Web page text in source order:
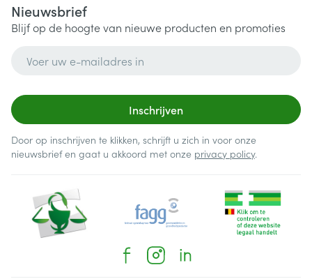
Nieuwsbrief
Blijf op de hoogte van nieuwe producten en promoties
Inschrijven
Door op inschrijven te klikken, schrijft u zich in voor onze
nieuwsbrief en gaat u akkoord met onze privacy policy.